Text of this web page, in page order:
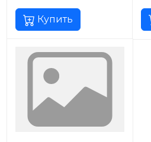
Купить